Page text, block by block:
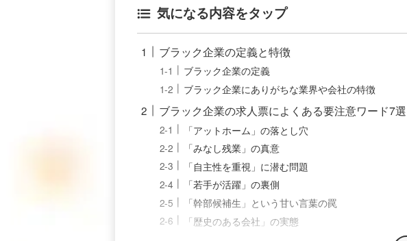
気になる内容をタップ
ブラック企業の定義と特徴
ブラック企業の定義
ブラック企業にありがちな業界や会社の特徴
ブラック企業の求人票によくある要注意ワード7選
「アットホーム」の落とし穴
「みなし残業」の真意
「自主性を重視」に潜む問題
「若手が活躍」の裏側
「幹部候補生」という甘い言葉の罠
「歴史のある会社」の実態